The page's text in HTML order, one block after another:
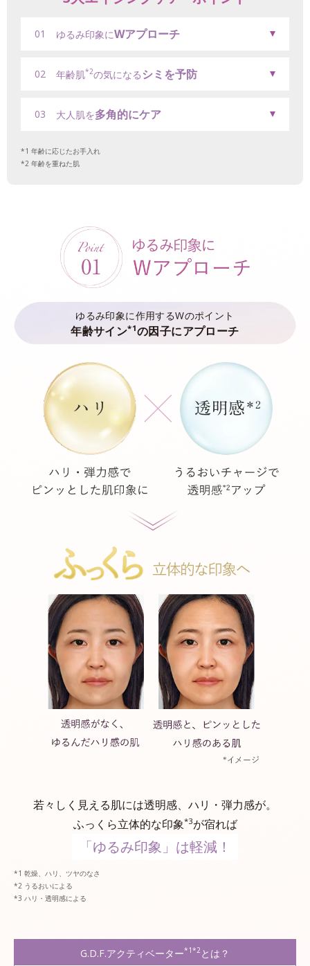
01 ゆるみ印象にWアプローチ
02 年齢肌*2の気になる シミを予防
03 大人肌を多角的にケア
年齢に応じたお手入れ
年齢を重ねた肌
ゆるみ印象に作用するWのポイント
年齢サイン*1の因子にアプローチ
若々しく見える肌には透明感、ハリ・弾力感が。
ふっくら立体的な印象*3が宿れば
「ゆるみ印象」は軽減！
乾燥、ハリ、ツヤのなさ
うるおいによる
ハリ・透明感による
G.D.F.アクティベーター*1*2 とは？